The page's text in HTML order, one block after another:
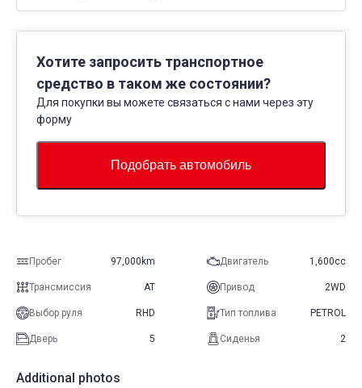
Хотите запросить транспортное
средство в таком же состоянии?
Для покупки вы можете связаться с нами через эту
форму
Подобрать автомобиль
Пробег 97,000km Двигатель 1,600cc
Трансмиссия AT Привод 2WD
Выбор руля RHD Тип топлива PETROL
Дверь 5 Сиденья 2
Additional photos